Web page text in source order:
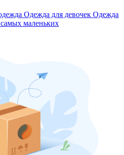
Одежда для девочек Одежда
маленьких